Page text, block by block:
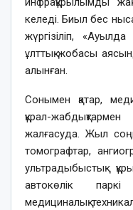
келеді. Биыл бес
жүргізіліп,
ұлттық жобасы
алынған.
Сонымен қатар,
құрал-
жалғасуда. Жыл
томографтар,
ультрадыбыстық
автокөлік паркі
медициналық